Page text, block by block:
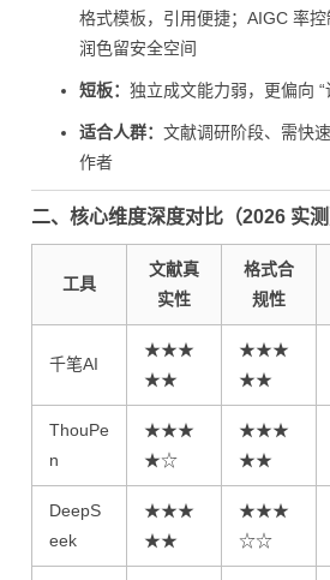
格式模板，引用便捷；AIGC 率
润色留安全空间
短板： 独立成文能力弱，更偏向 “
适合人群： 文献调研阶段、需快
作者
二、核心维度深度对比（2026 实测
工具
文献真
实性
格式合
规性
千笔AI
★★★
★★
★★★
★★
ThouPe
n
★★★
★☆
★★★
★★
DeepS
eek
★★★
★★
★★★
☆☆